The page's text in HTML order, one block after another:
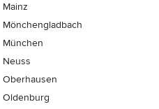
Mainz
Mönchen­gladbach
München
Neuss
Oberhausen
Oldenburg